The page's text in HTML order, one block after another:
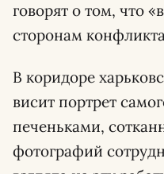
говорят о том, что
сторонам
В коридоре
висит портрет
печеньками,
фотографий